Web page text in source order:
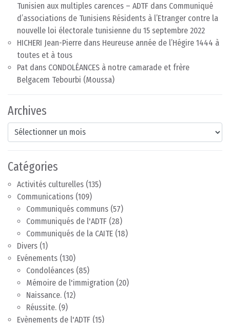
Tunisien aux multiples carences – ADTF dans Communiqué
d’associations de Tunisiens Résidents à l’Etranger contre la
nouvelle loi électorale tunisienne du 15 septembre 2022
HICHERI Jean-Pierre dans Heureuse année de l’Hégire 1444 à
toutes et à tous
Pat dans CONDOLÉANCES à notre camarade et frère
Belgacem Tebourbi (Moussa)
Archives
Archives
Catégories
Activités culturelles (135)
Communications (109)
Communiqués communs (57)
Communiqués de l'ADTF (28)
Communiqués de la CAITE (18)
Divers (1)
Evénements (130)
Condoléances (85)
Mémoire de l'immigration (20)
Naissance. (12)
Réussite. (9)
Evènements de l'ADTF (15)